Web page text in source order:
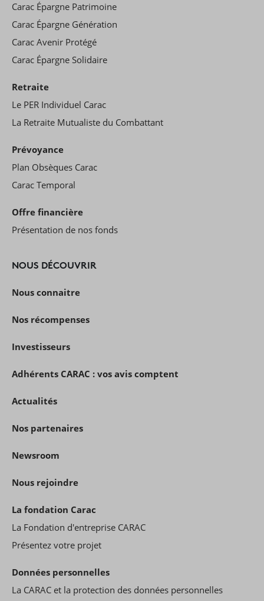
Carac Épargne Patrimoine
Carac Épargne Génération
Carac Avenir Protégé
Carac Épargne Solidaire
Retraite
Le PER Individuel Carac
La Retraite Mutualiste du Combattant
Prévoyance
Plan Obsèques Carac
Carac Temporal
Offre financière
Présentation de nos fonds
NOUS DÉCOUVRIR
Nous connaitre
Nos récompenses
Investisseurs
Adhérents CARAC : vos avis comptent
Actualités
Nos partenaires
Newsroom
Nous rejoindre
La fondation Carac
La Fondation d'entreprise CARAC
Présentez votre projet
Données personnelles
La CARAC et la protection des données personnelles